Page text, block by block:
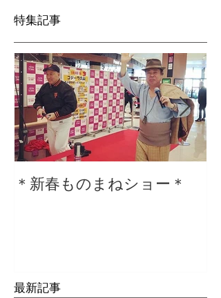
特集記事
＊新春ものまねショー＊
最新記事